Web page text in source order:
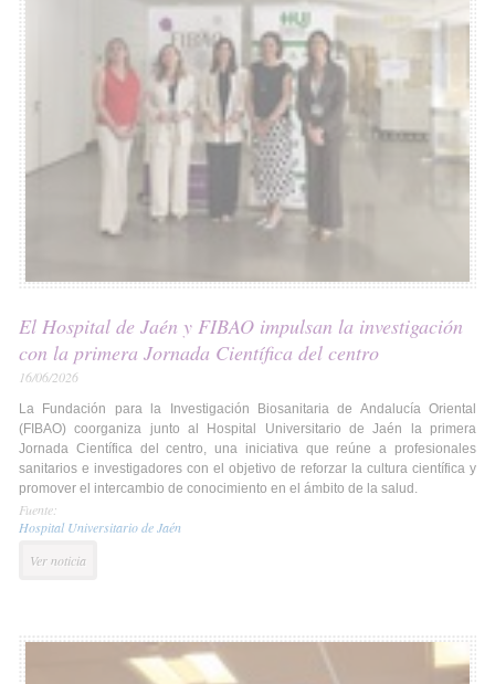
El Hospital de Jaén y FIBAO impulsan la investigación
con la primera Jornada Científica del centro
16/06/2026
La Fundación para la Investigación Biosanitaria de Andalucía Oriental
(FIBAO) coorganiza junto al Hospital Universitario de Jaén la primera
Jornada Científica del centro, una iniciativa que reúne a profesionales
sanitarios e investigadores con el objetivo de reforzar la cultura científica y
promover el intercambio de conocimiento en el ámbito de la salud.
Fuente:
Hospital Universitario de Jaén
Ver noticia